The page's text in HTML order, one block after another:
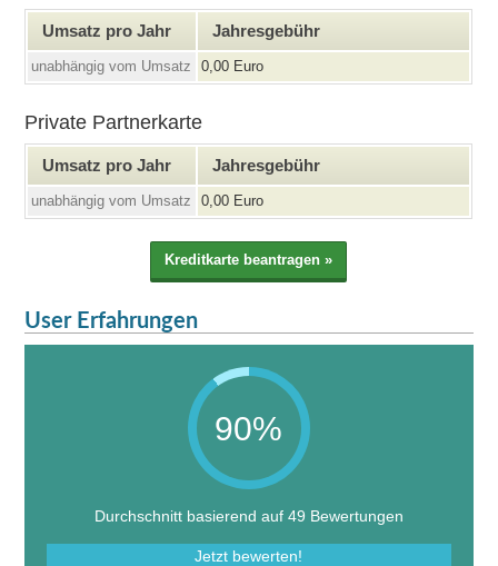
Umsatz pro Jahr Jahresgebühr
unabhängig vom Umsatz 0,00 Euro
Private Partnerkarte
Umsatz pro Jahr Jahresgebühr
unabhängig vom Umsatz 0,00 Euro
User Erfahrungen
90%
Durchschnitt basierend auf 49 Bewertungen
Jetzt bewerten!